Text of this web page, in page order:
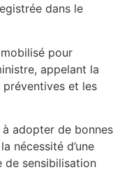
dans le
pour
appelant la
et les
adopter de bonnes
nécessité d’une
de sensibilisation